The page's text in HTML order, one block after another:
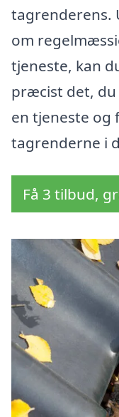
tagrenderens.
om
tjeneste, kan
præcist det, du
en tjeneste og
tagrenderne i
Få 3 tilbud,